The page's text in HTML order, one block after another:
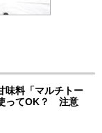
味料「マルチトー
ってOK？ 注意